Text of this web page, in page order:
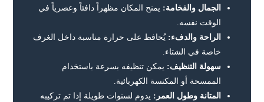
الجمال والفخامة: يمنح المكان مظهراً دافئاً وعصرياً في
الوقت نفسه.
الراحة والدفء: يُحافظ على حرارة مناسبة داخل الغرف
خاصة في الشتاء.
سهولة التنظيف: يمكن تنظيفه بسرعة باستخدام
الممسحة أو المكنسة الكهربائية.
المتانة وطول العمر: يدوم لسنوات طويلة إذا تم تركيبه